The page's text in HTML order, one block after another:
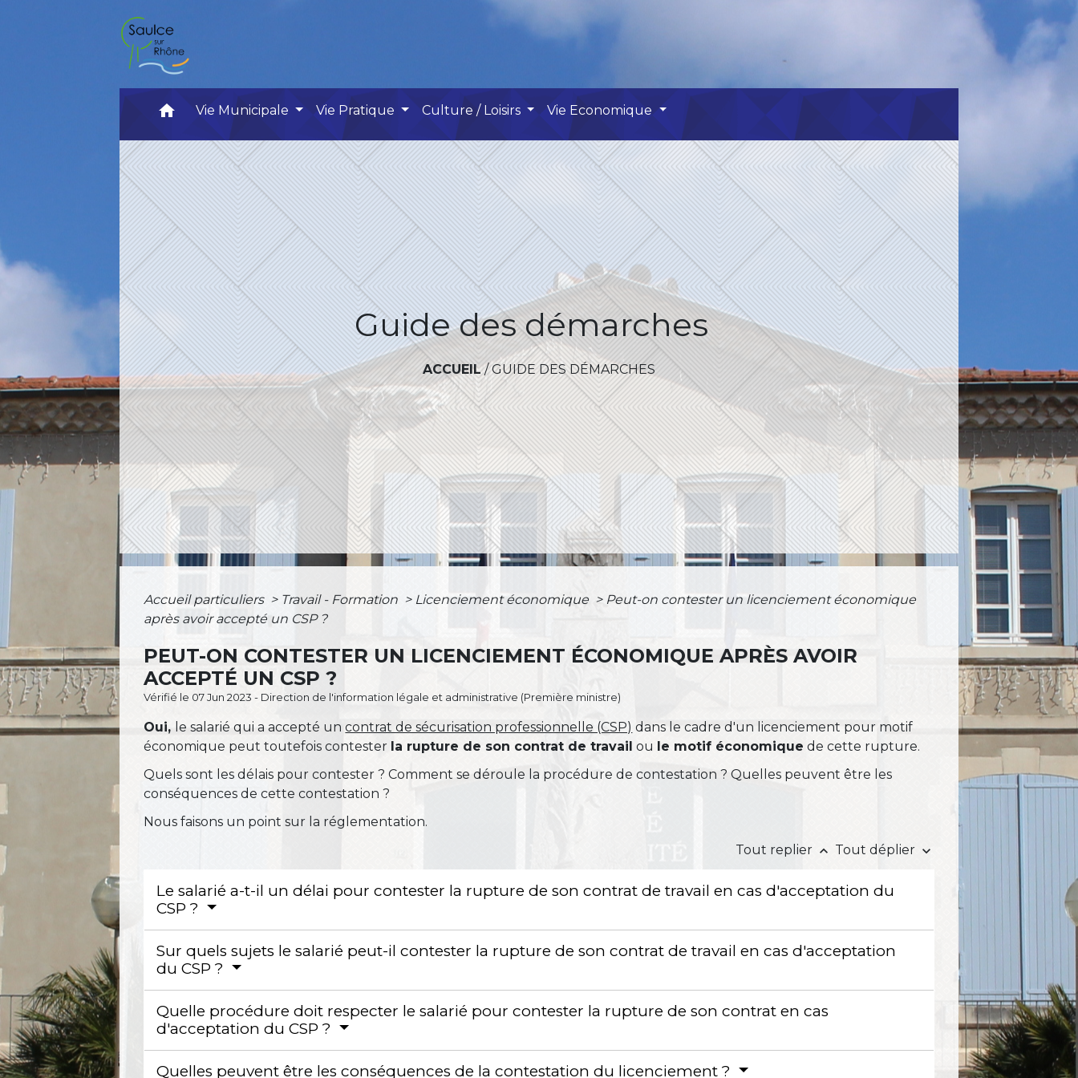
home Vie Municipale Vie Pratique Culture / Loisirs Vie Economique
Guide des démarches
ACCUEIL/GUIDE DES DÉMARCHES
Accueil particuliers > Travail - Formation > Licenciement économique > Peut-on contester un licenciement économique
après avoir accepté un CSP ?
PEUT-ON CONTESTER UN LICENCIEMENT ÉCONOMIQUE APRÈS AVOIR
ACCEPTÉ UN CSP ?
Vérifié le 07 Jun 2023 - Direction de l'information légale et administrative (Première ministre)
Oui, le salarié qui a accepté uncontrat de sécurisation professionnelle (CSP) dans le cadre d'un licenciement pour motif
économique peut toutefois contester la rupture de son contrat de travail ou le motif économique de cette rupture.
Quels sont les délais pour contester ? Comment se déroule la procédure de contestation ? Quelles peuvent être les
conséquences de cette contestation ?
Nous faisons un point sur la réglementation.
Tout replier keyboard_arrow_up Tout déplier keyboard_arrow_down
Le salarié a-t-il un délai pour contester la rupture de son contrat de travail en cas d'acceptation du
CSP ?
Sur quels sujets le salarié peut-il contester la rupture de son contrat de travail en cas d'acceptation
du CSP ?
Quelle procédure doit respecter le salarié pour contester la rupture de son contrat en cas
d'acceptation du CSP ?
Quelles peuvent être les conséquences de la contestation du licenciement ?